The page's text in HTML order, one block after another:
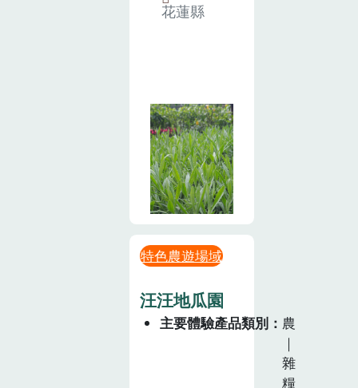
花蓮縣
特色農遊場域
汪汪地瓜園
主要體驗產品類別
農
｜
雜
糧